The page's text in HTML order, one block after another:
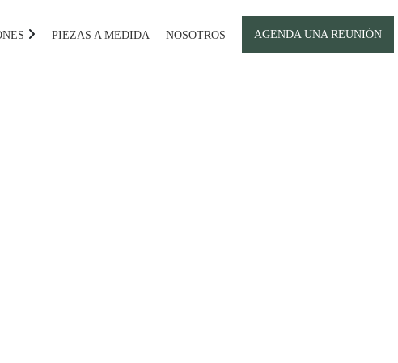
PIEZAS A MEDIDA NOSOTROS AGENDA UNA REUNIÓN